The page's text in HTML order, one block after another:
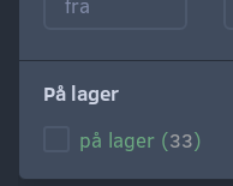
På lager
på lager (33)